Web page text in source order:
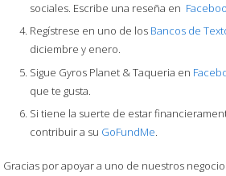
sociales. Escribe una reseña en
Regístrese en uno de los Bancos de
diciembre y enero.
Sigue Gyros Planet & Taqueria en
que te gusta.
Si tiene la suerte de estar
contribuir a su GoFundMe.
Gracias por apoyar a uno de nuestros